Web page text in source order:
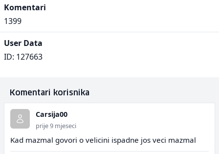
Komentari
1399
User Data
ID: 127663
Komentari korisnika
Carsija00
prije 9 mjeseci
Kad mazmal govori o velicini ispadne jos veci mazmal